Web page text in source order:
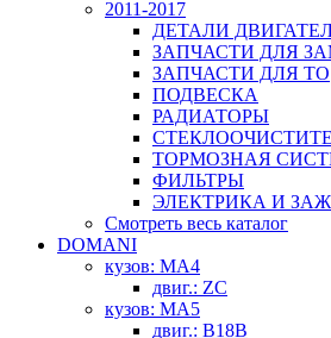
2011-2017
ДЕТАЛИ
ЗАПЧАСТИ ДЛЯ
ЗАПЧАСТИ ДЛЯ ТО
ПОДВЕСКА
РАДИАТОРЫ
ТОРМОЗНАЯ
ФИЛЬТРЫ
ЭЛЕКТРИКА И
Смотреть весь каталог
DOMANI
кузов: MA4
двиг.: ZC
кузов: MA5
двиг.: B18B